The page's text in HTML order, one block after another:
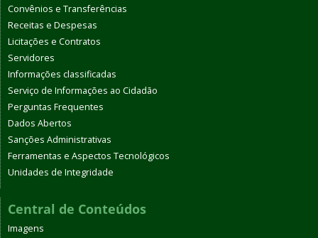
Convênios e Transferências
Receitas e Despesas
Licitações e Contratos
Servidores
Informações classificadas
Serviço de Informações ao Cidadão
Perguntas Frequentes
Dados Abertos
Sanções Administrativas
Ferramentas e Aspectos Tecnológicos
Unidades de Integridade
Central de Conteúdos
Imagens